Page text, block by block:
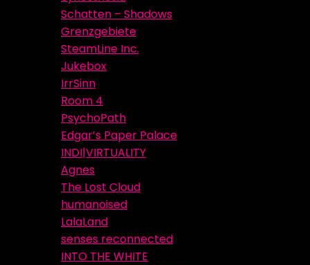
Schatten – Shadows
Grenzgebiete
SteamLine Inc.
Jukebox
IrrSinn
Room 4
PsychoPath
Edgar’s Paper Palace
INDI|VIRTUALITY
Agnes
The Lost Cloud
humanoised
LalaLand
senses reconnected
INTO THE WHITE